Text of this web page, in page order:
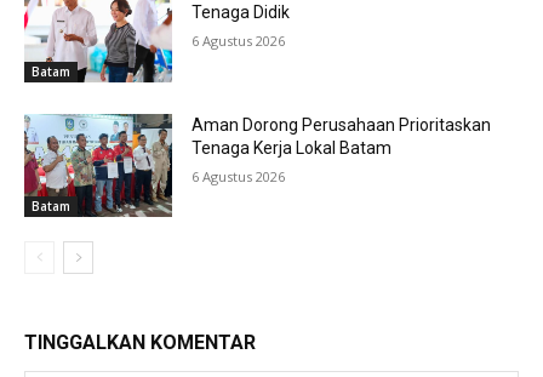
Batam
Tenaga Didik
6 Agustus 2026
Batam
Aman Dorong Perusahaan Prioritaskan
Tenaga Kerja Lokal Batam
6 Agustus 2026
TINGGALKAN KOMENTAR